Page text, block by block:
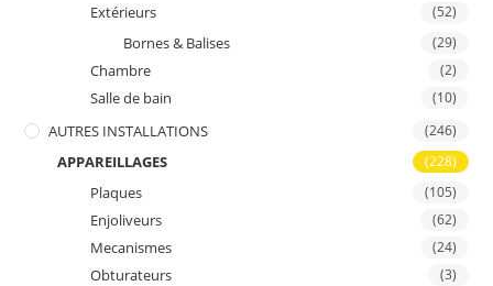
Extérieurs (52)
Bornes & Balises (29)
Chambre (2)
Salle de bain (10)
AUTRES INSTALLATIONS (246)
APPAREILLAGES (228)
Plaques (105)
Enjoliveurs (62)
Mecanismes (24)
Obturateurs (3)